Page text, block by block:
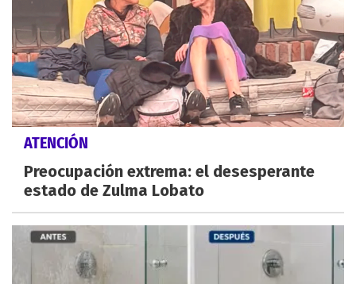
ATENCIÓN
Preocupación extrema: el desesperante
estado de Zulma Lobato